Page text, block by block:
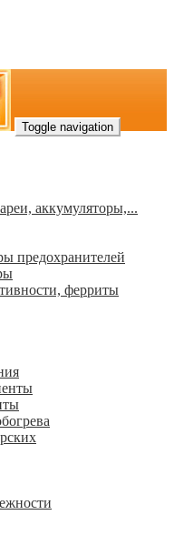
Toggle navigation
аккумуляторы,...
предохранителей
ферриты